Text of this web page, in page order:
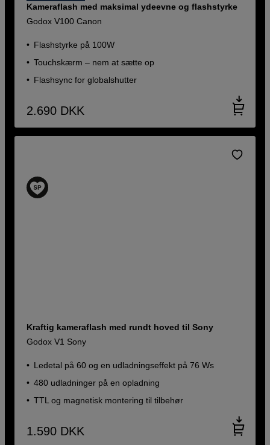
Kameraflash med maksimal ydeevne og flashstyrke
Godox V100 Canon
Flashstyrke på 100W
Touchskærm – nem at sætte op
Flashsync for globalshutter
2.690 DKK
Kraftig kameraflash med rundt hoved til Sony
Godox V1 Sony
Ledetal på 60 og en udladningseffekt på 76 Ws
480 udladninger på en opladning
TTL og magnetisk montering til tilbehør
1.590 DKK